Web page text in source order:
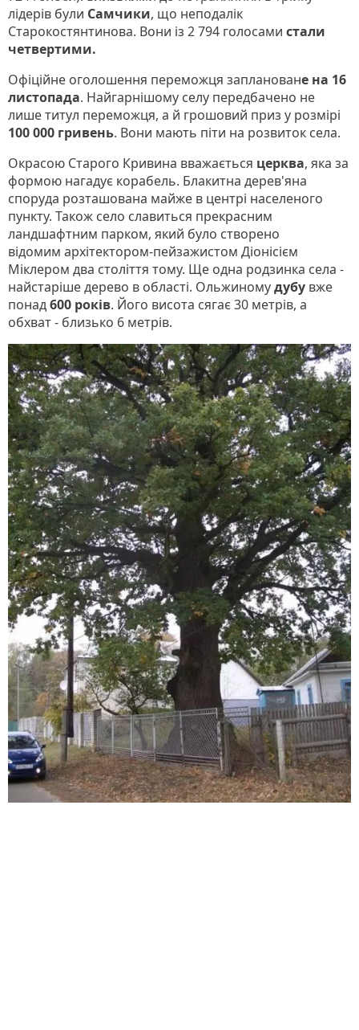
лідерів були Самчики, що неподалік
Старокостянтинова. Вони із 2 794 голосами стали
четвертими.
Офіційне оголошення переможця заплановане на 16
листопада. Найгарнішому селу передбачено не
лише титул переможця, а й грошовий приз у розмірі
100 000 гривень. Вони мають піти на розвиток села.
Окрасою Старого Кривина вважається церква, яка за
формою нагадує корабель. Блакитна дерев'яна
споруда розташована майже в центрі населеного
пункту. Також село славиться прекрасним
ландшафтним парком, який було створено
відомим архітектором-пейзажистом Діонісієм
Міклером два століття тому. Ще одна родзинка села -
найстаріше дерево в області. Ольжиномудубу вже
понад600 років. Його висота сягає 30 метрів, а
обхват - близько 6 метрів.